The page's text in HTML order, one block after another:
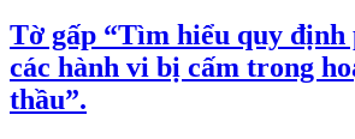
Tờ gấp “Tìm hiểu quy định
các hành vi bị cấm trong
thầu”.